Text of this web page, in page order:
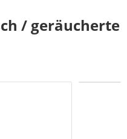
/ geräucherte